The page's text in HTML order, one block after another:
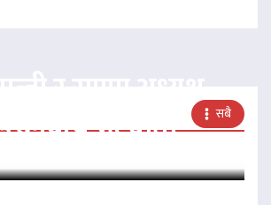
सबै
र राप्रपा अध्यक्ष
भेटवार्ता